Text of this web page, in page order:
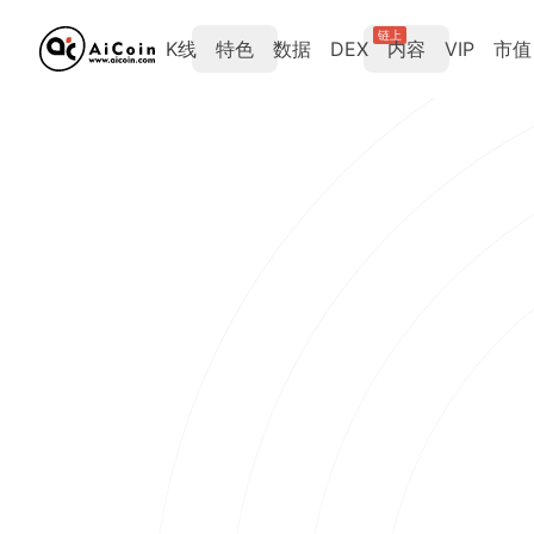
K线 特色 数据 DEX
链上
内容 VIP 市值